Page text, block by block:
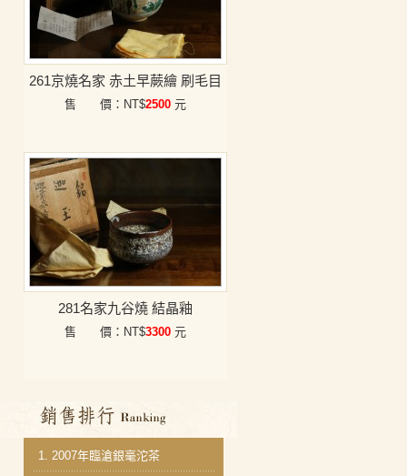
261京燒名家 赤土早蕨繪 刷毛目
售 價：NT$2500 元
281名家九谷燒 結晶釉
售 價：NT$3300 元
銷售排行
1. 2007年臨滄銀毫沱茶